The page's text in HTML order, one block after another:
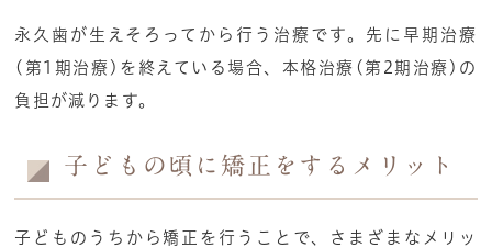
永久歯が生えそろってから行う治療です。先に早期治療
(第1期治療)を終えている場合、本格治療(第2期治療)の
負担が減ります。
子どもの頃に矯正をするメリット
子どものうちから矯正を行うことで、さまざまなメリッ